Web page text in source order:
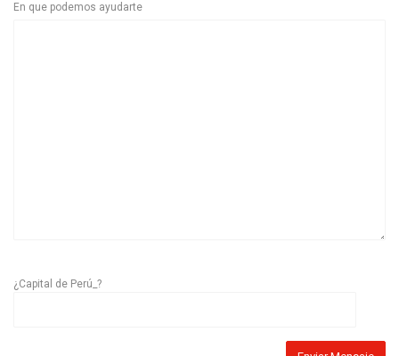
En que podemos ayudarte
¿Capital de Perú_?